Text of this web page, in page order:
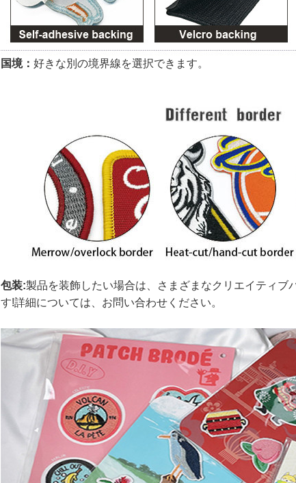
国境： 好きな別の境界線を選択できます。
包装:製品を装飾したい場合は、さまざまなクリエイティ
す!詳細については、お問い合わせください。